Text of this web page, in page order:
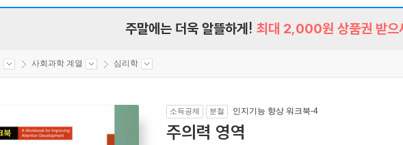
RBTI Lab
주말에는 더욱 알뜰하게! 최대 2,000원 상품권 받으
사회과학 계열 심리학
소득공제 분철 인지기능 향상 워크북-4
주의력 영역